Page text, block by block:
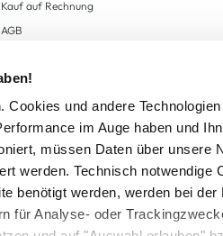
und andere
im Auge haben und
müssen Daten über unsere
werden. Technisch notwendige
benötigt werden, werden bei der
für Analyse- oder
Kauf auf Rechnung
AGB
Zahlungsarten
Datenschutz
AWG CARD Teilnahmebedingungen